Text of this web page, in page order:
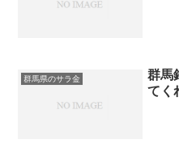
群馬県のサラ金
群馬
てく